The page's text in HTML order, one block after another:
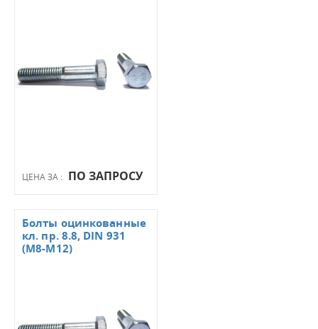
ЦЕНА ЗА : ПО ЗАПРОСУ
Болты оцинкованные
кл. пр. 8.8, DIN 931
(М8-М12)